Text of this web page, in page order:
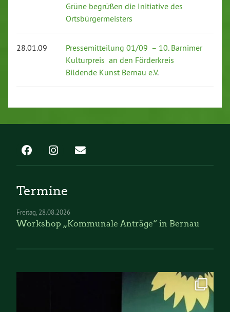
Grüne begrüßen die Initiative des
Ortsbürgermeisters
28.01.09
Pressemitteilung 01/09 – 10. Barnimer
Kulturpreis an den Förderkreis
Bildende Kunst Bernau e.V.
Termine
Freitag 28.08.2026
Workshop „Kommunale Anträge“ in Bernau